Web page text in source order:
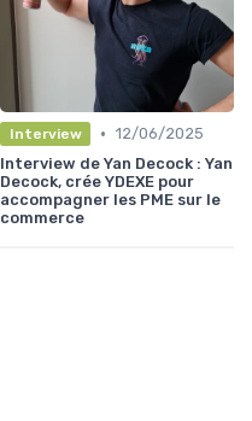
Interview • 12/06/2025
Interview de Yan Decock : Yan
Decock, crée YDEXE pour
accompagner les PME sur le
commerce